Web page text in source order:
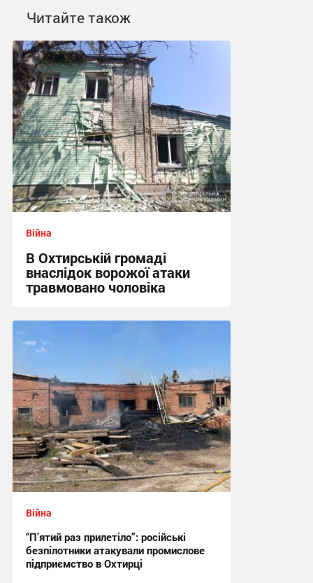
Читайте також
Війна
В Охтирській громаді
внаслідок ворожої атаки
травмовано чоловіка
09:21 сьогодні
Війна
“П’ятий раз прилетіло”: російські
безпілотники атакували промислове
підприємство в Охтирці